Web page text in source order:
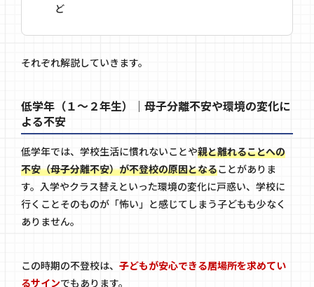
ど
それぞれ解説していきます。
低学年（１～２年生）｜母子分離不安や環境の変化に
よる不安
低学年では、学校生活に慣れないことや親と離れることへの
不安（母子分離不安）が不登校の原因となることがありま
す。入学やクラス替えといった環境の変化に戸惑い、学校に
行くことそのものが「怖い」と感じてしまう子どもも少なく
ありません。
この時期の不登校は、 子どもが安心できる居場所を求めてい
るサインでもあります。